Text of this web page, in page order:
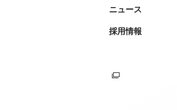
ニュース
採用情報